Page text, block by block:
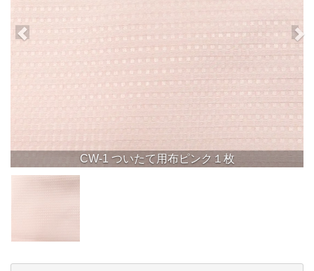
CW-1 ついたて用布ピンク１枚